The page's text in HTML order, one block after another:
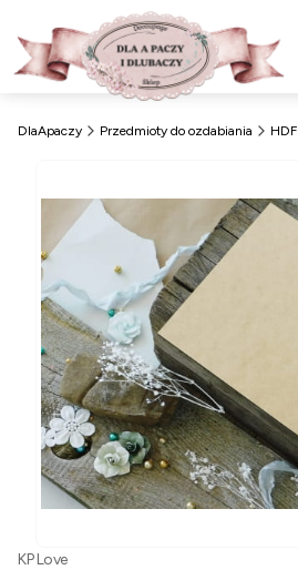
DlaApaczy Przedmioty do ozdabiania HDF
KP Love